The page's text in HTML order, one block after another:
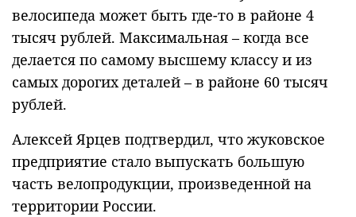
велосипеда может быть где-то в районе 4
тысяч рублей. Максимальная – когда все
делается по самому высшему классу и из
самых дорогих деталей – в районе 60 тысяч
рублей.
Алексей Ярцев подтвердил, что жуковское
предприятие стало выпускать большую
часть велопродукции, произведенной на
территории России.